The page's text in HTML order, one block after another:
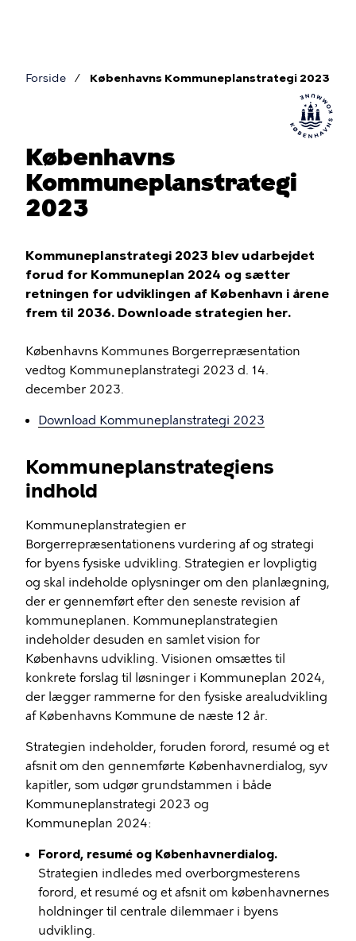
Forside Københavns Kommuneplanstrategi 2023
Københavns
Kommuneplanstrategi
2023
Kommuneplanstrategi 2023 blev udarbejdet
forud for Kommuneplan 2024 og sætter
retningen for udviklingen af København i årene
frem til 2036. Downloade strategien her.
Københavns Kommunes Borgerrepræsentation
vedtog Kommuneplanstrategi 2023 d. 14.
december 2023.
Download Kommuneplanstrategi 2023
Kommuneplanstrategiens
indhold
Kommuneplanstrategien er
Borgerrepræsentationens vurdering af og strategi
for byens fysiske udvikling. Strategien er lovpligtig
og skal indeholde oplysninger om den planlægning,
der er gennemført efter den seneste revision af
kommuneplanen. Kommuneplanstrategien
indeholder desuden en samlet vision for
Københavns udvikling. Visionen omsættes til
konkrete forslag til løsninger i Kommuneplan 2024,
der lægger rammerne for den fysiske arealudvikling
af Københavns Kommune de næste 12 år.
Strategien indeholder, foruden forord, resumé og et
afsnit om den gennemførte Københavnerdialog, syv
kapitler, som udgør grundstammen i både
Kommuneplanstrategi 2023 og
Kommuneplan 2024:
Forord, resumé og Københavnerdialog.
Strategien indledes med overborgmesterens
forord, et resumé og et afsnit om københavnernes
holdninger til centrale dilemmaer i byens
udvikling.